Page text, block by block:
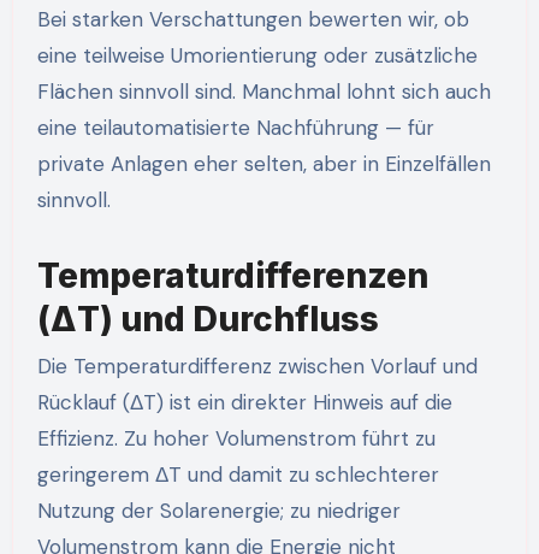
Bei starken Verschattungen bewerten wir, ob
eine teilweise Umorientierung oder zusätzliche
Flächen sinnvoll sind. Manchmal lohnt sich auch
eine teilautomatisierte Nachführung — für
private Anlagen eher selten, aber in Einzelfällen
sinnvoll.
Temperaturdifferenzen
(ΔT) und Durchfluss
Die Temperaturdifferenz zwischen Vorlauf und
Rücklauf (ΔT) ist ein direkter Hinweis auf die
Effizienz. Zu hoher Volumenstrom führt zu
geringerem ΔT und damit zu schlechterer
Nutzung der Solarenergie; zu niedriger
Volumenstrom kann die Energie nicht